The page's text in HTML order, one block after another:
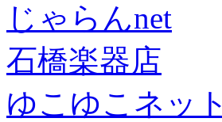
じゃらんnet
石橋楽器店
ゆこゆこネット